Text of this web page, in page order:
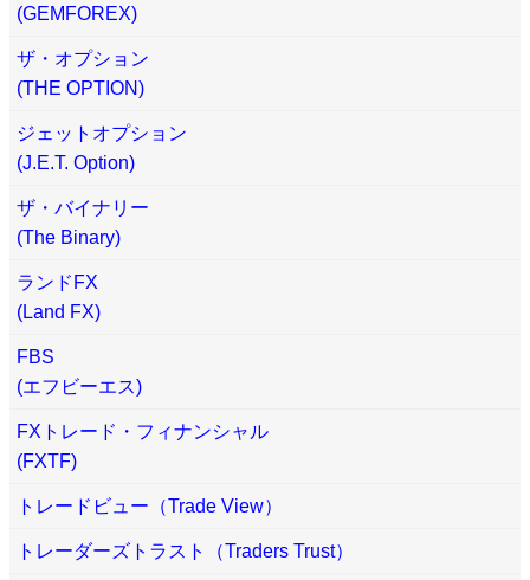
(GEMFOREX)
ザ・オプション
(THE OPTION)
ジェットオプション
(J.E.T. Option)
ザ・バイナリー
(The Binary)
ランドFX
(Land FX)
FBS
(エフビーエス)
FXトレード・フィナンシャル
(FXTF)
トレードビュー（Trade View）
トレーダーズトラスト（Traders Trust）